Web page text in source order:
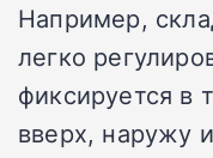
Например,
легко
фиксируется в
вверх, наружу